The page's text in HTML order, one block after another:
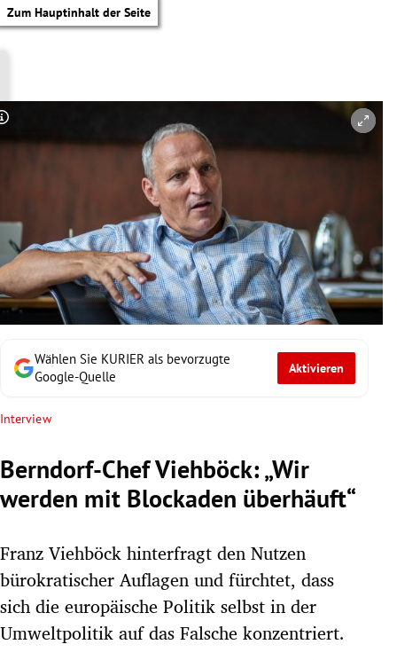
Zum Hauptinhalt der Seite
Untermenü
Untermenü
Untermenü
Untermenü
Untermenü
Untermenü
Untermenü
Wählen Sie KURIER als bevorzugte
Google-Quelle
Aktivieren
Interview
Berndorf-Chef Viehböck: „Wir
werden mit Blockaden überhäuft“
Franz Viehböck hinterfragt den Nutzen
bürokratischer Auflagen und fürchtet, dass
sich die europäische Politik selbst in der
Umweltpolitik auf das Falsche konzentriert.
Copyright-Hinweis öffnen/schließen